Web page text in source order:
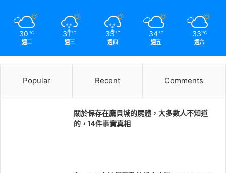
30 ℃
週二
31 ℃
週三
33 ℃
週四
34 ℃
週五
33 ℃
週六
Popular Recent Comments
關於保存在龐貝城的屍體，大多數人不知道
的，14件事實真相